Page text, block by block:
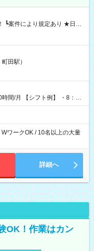
日に現金GET♪ お仕事後はコ
【試用期間】試
田駅）
・8：00
ワークOK / 10名以上の大量
詳細へ
OK！作業はカン